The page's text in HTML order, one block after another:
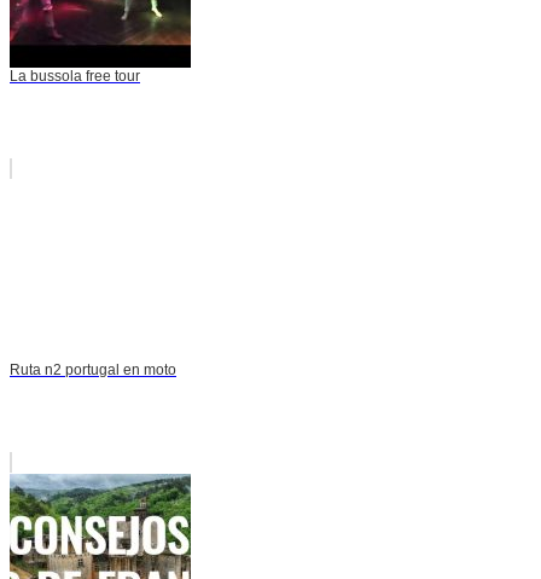
La bussola free tour
Ruta n2 portugal en moto